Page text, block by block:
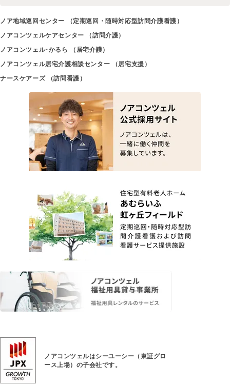
ノア地域巡回センター （定期巡回・随時対応型訪問介護看護）
ノアコンツェルケアセンター （訪問介護）
ノアコンツェル･かるら （居宅介護）
ノアコンツェル居宅介護相談センター （居宅支援）
ナースケアーズ （訪問看護）
ノアコンツェルはシーユーシー（東証グロ
ース上場） の子会社です。